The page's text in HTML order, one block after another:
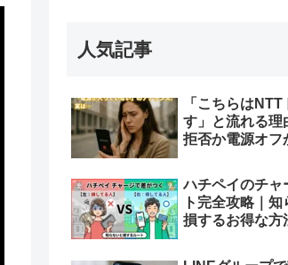
人気記事
「こちらは
す」と流れる理
拒否か電源オフ
ハチペイのチャ
ト完全攻略｜知
損するお得な方